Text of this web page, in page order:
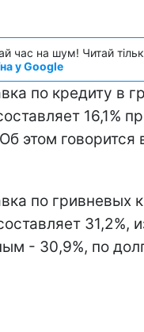
час на шум! Читай
у Google
по кредиту в
16,1%
этом говорится
по гривневых
31,2%,
- 30,9%, по